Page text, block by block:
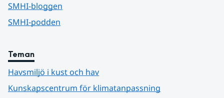
SMHI-bloggen
SMHI-podden
Teman
Havsmiljö i kust och hav
Kunskapscentrum för klimatanpassning